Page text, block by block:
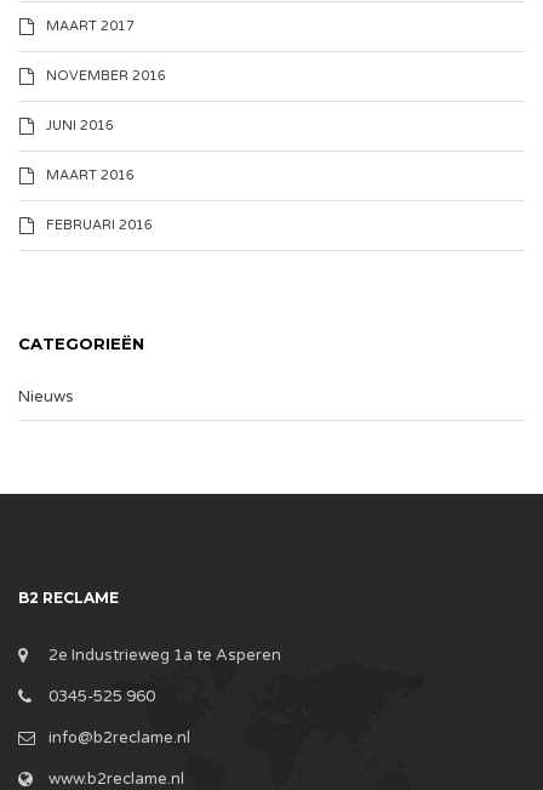
MAART 2017
NOVEMBER 2016
JUNI 2016
MAART 2016
FEBRUARI 2016
CATEGORIEËN
Nieuws
B2 RECLAME
2e Industrieweg 1a te Asperen
0345-525 960
info@b2reclame.nl
www.b2reclame.nl